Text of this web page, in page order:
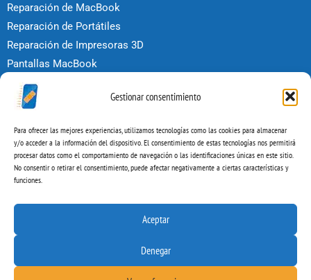
Gestionar consentimiento
Para ofrecer las mejores experiencias, utilizamos tecnologías como las cookies para almacenar
y/o acceder a la información del dispositivo. El consentimiento de estas tecnologías nos permitirá
procesar datos como el comportamiento de navegación o las identificaciones únicas en este sitio.
No consentir o retirar el consentimiento, puede afectar negativamente a ciertas características y
funciones.
Aceptar
Denegar
Reparación de MacBook
Reparación de Portátiles
Reparación de Impresoras 3D
Pantallas MacBook
Reparar iPhone
Reparar iPad
POLÍTICAS
Condiciones de uso
Política de privacidad
Copyright © 2026 by Reparar Ordenadores